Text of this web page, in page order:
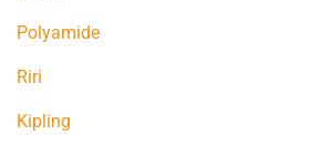
Polyamide
Riri
Kipling